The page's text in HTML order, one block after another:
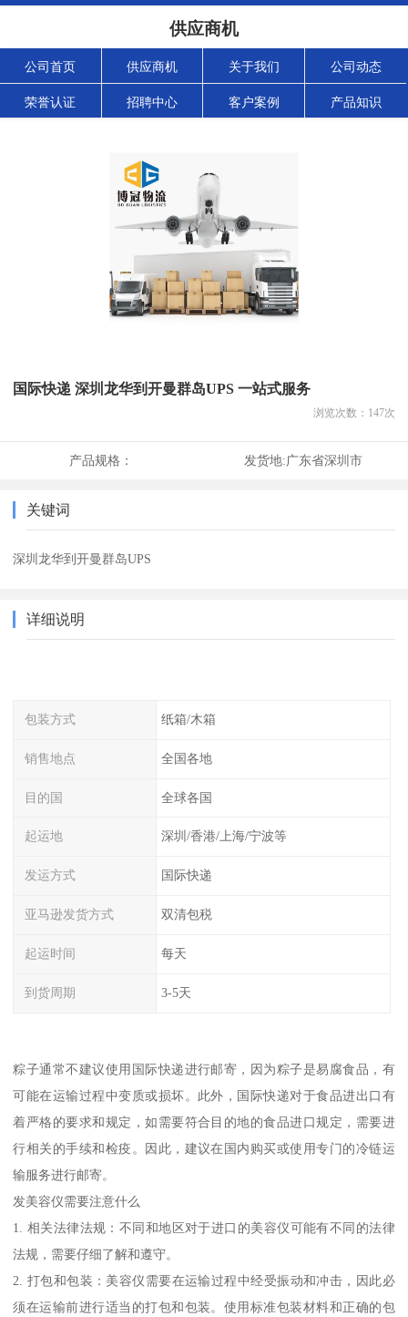
供应商机
公司首页 供应商机 关于我们 公司动态
荣誉认证 招聘中心 客户案例 产品知识
国际快递 深圳龙华到开曼群岛UPS 一站式服务
浏览次数： 147次
产品规格： 发货地:广东省深圳市
关键词
深圳龙华到开曼群岛UPS
详细说明
包装方式 纸箱/木箱
销售地点 全国各地
目的国 全球各国
起运地 深圳/香港/上海/宁波等
发运方式 国际快递
亚马逊发货方式 双清包税
起运时间 每天
到货周期 3-5天
粽子通常不建议使用国际快递进行邮寄，因为粽子是易腐食品，有
可能在运输过程中变质或损坏。此外，国际快递对于食品进出口有
着严格的要求和规定，如需要符合目的地的食品进口规定，需要进
行相关的手续和检疫。因此，建议在国内购买或使用专门的冷链运
输服务进行邮寄。
发美容仪需要注意什么
1. 相关法律法规：不同和地区对于进口的美容仪可能有不同的法律
法规，需要仔细了解和遵守。
2. 打包和包装：美容仪需要在运输过程中经受振动和冲击，因此必
须在运输前进行适当的打包和包装。使用标准包装材料和正确的包